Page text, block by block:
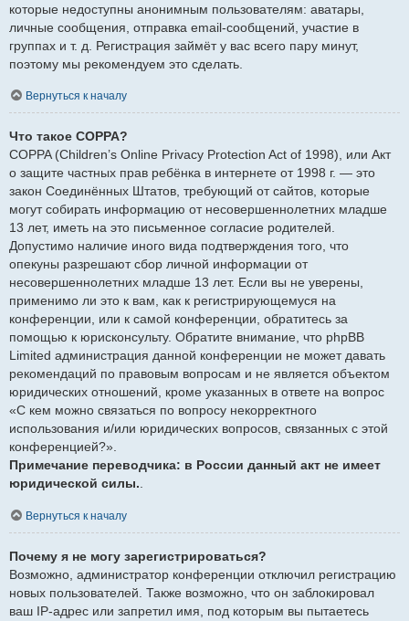
которые недоступны анонимным пользователям: аватары,
личные сообщения, отправка email-сообщений, участие в
группах и т. д. Регистрация займёт у вас всего пару минут,
поэтому мы рекомендуем это сделать.
Вернуться к началу
Что такое COPPA?
COPPA (Children’s Online Privacy Protection Act of 1998), или Акт
о защите частных прав ребёнка в интернете от 1998 г. — это
закон Соединённых Штатов, требующий от сайтов, которые
могут собирать информацию от несовершеннолетних младше
13 лет, иметь на это письменное согласие родителей.
Допустимо наличие иного вида подтверждения того, что
опекуны разрешают сбор личной информации от
несовершеннолетних младше 13 лет. Если вы не уверены,
применимо ли это к вам, как к регистрирующемуся на
конференции, или к самой конференции, обратитесь за
помощью к юрисконсульту. Обратите внимание, что phpBB
Limited администрация данной конференции не может давать
рекомендаций по правовым вопросам и не является объектом
юридических отношений, кроме указанных в ответе на вопрос
«С кем можно связаться по вопросу некорректного
использования и/или юридических вопросов, связанных с этой
конференцией?».
Примечание переводчика: в России данный акт не имеет
юридической силы..
Вернуться к началу
Почему я не могу зарегистрироваться?
Возможно, администратор конференции отключил регистрацию
новых пользователей. Также возможно, что он заблокировал
ваш IP-адрес или запретил имя, под которым вы пытаетесь